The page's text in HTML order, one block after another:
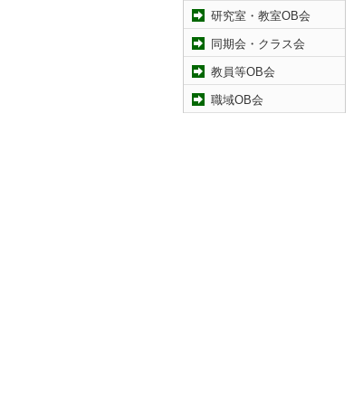
研究室・教室OB会
同期会・クラス会
教員等OB会
職域OB会